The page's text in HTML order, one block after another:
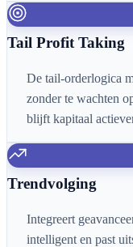
Tail Profit Taking
De tail-orderlogica
zonder te wachten
blijft kapitaal
Trendvolging
Integreert
intelligent en past